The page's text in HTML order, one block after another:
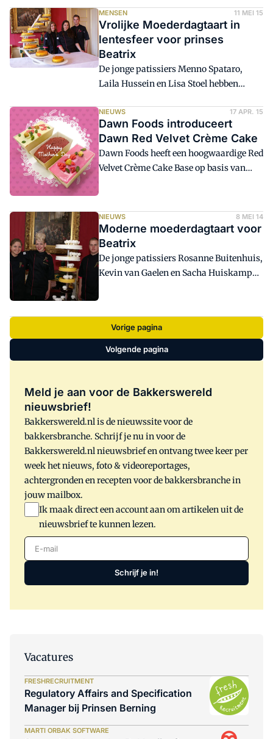
Haag.
volgens de specialist in
bedrijfseconomische, bedrijfskundige,
vaktechnische en commerciële adviezen
2016 'fris en nieuw beginnen'.
MENSEN 11 MEI 15
Vrolijke Moederdagtaart in
lentesfeer voor prinses
Beatrix
De jonge patissiers Menno Spataro,
Laila Hussein en Lisa Stoel hebben
aangeboden aan Prinses Beatrix,
beschermvrouwe van de NBOV.
NIEUWS 17 APR. 15
Dawn Foods introduceert
Dawn Red Velvet Crème Cake
Dawn Foods heeft een hoogwaardige Red
Velvet Crème Cake Base op basis van
waarmee bakkers de lekkerste
authentieke Amerikaanse gebakcreaties
maken. De Red Velvet Crème Cake Base
is volgens de producent zeer veelzijdig
in het gebruik en daardoor geschikt voor
de meest uiteenlopende toepassingen,
overheerlijke desserts.
NIEUWS 8 MEI 14
Moderne moederdagtaart voor
Beatrix
De jonge patissiers Rosanne Buitenhuis,
Kevin van Gaelen en Sacha Huiskamp
aangeboden voor Prinses Beatrix,
beschermvrouwe van de NBOV. Dit
jaarlijks terugkerend initiatief van alle
Nederlandse ambachtelijke brood- en
banketbakkers vond plaats op Paleis
Vorige pagina
Volgende pagina
Meld je aan voor de Bakkerswereld
nieuwsbrief!
Bakkerswereld.nl is de nieuwssite voor de
bakkersbranche. Schrijf je nu in voor de
Bakkerswereld.nl nieuwsbrief en ontvang twee keer per
week het nieuws, foto & videoreportages,
achtergronden en recepten voor de bakkersbranche in
jouw mailbox.
Ik maak direct een account aan om artikelen uit de
nieuwsbrief te kunnen lezen.
E-mail
Schrijf je in!
Vacatures
FRESHRECRUITMENT
Regulatory Affairs and Specification
Manager bij Prinsen Berning
MARTI ORBAK SOFTWARE